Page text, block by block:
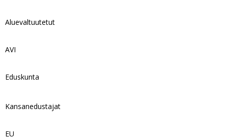
Aluevaltuutetut
AVI
Eduskunta
Kansanedustajat
EU